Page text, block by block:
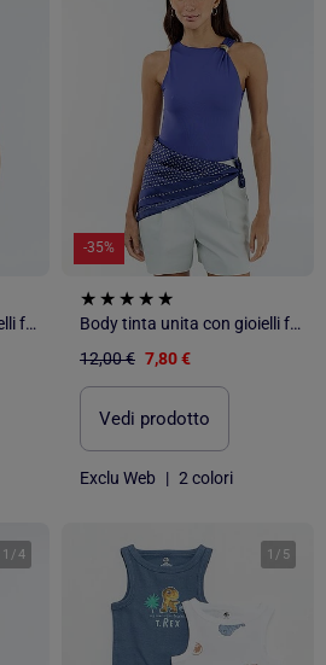
Body tinta unita con gioielli fantasia sulle spalline
-35%
Body tinta unita con gioielli fantasia sulle spalline
12,00 € 7,80 €
Vedi prodotto
Exclu Web | 2 colori
1 /4 1 / 5